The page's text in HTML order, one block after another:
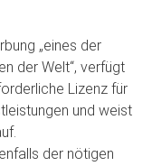
„eines der
der Welt“, verfügt
Lizenz für
und weist
der nötigen